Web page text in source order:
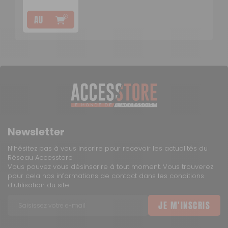
12 €
Retour simple sous 14 jours :
Vous avez changé d'avis ?
Retournez nous vos achats en utilisant le bon de retour.
AJOUTER
AU
PANIER
Newsletter
N’hésitez pas à vous inscrire pour recevoir les actualités du
Réseau Accesstore
Vous pouvez vous désinscrire à tout moment. Vous trouverez
pour cela nos informations de contact dans les conditions
d'utilisation du site.
JE M'INSCRIS